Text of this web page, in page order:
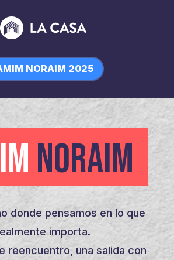
NORAIM 2025
NORAIM
donde pensamos en lo que
importa.
reencuentro, una salida con